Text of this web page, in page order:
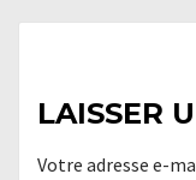
LAISSER
Votre adresse e-